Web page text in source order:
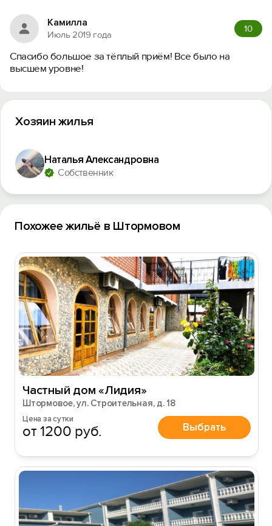
Камилла
Июль 2019 года
10
Спасибо большое за тёплый приём! Все было на
высшем уровне!
Хозяин жилья
Наталья Александровна
Собственник
Похожее жильё в Штормовом
Частный дом «Лидия»
Штормовое, ул. Строительная, д. 18
Цена за сутки
от 1200 руб. Выбрать